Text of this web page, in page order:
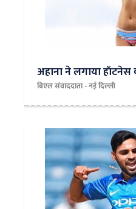
अहाना ने लगाया
बिएल संवाददाता - नई दिल्‍ली